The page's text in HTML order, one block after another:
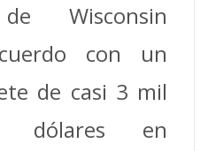
Wisconsin
con un
de casi 3 mil
dólares en